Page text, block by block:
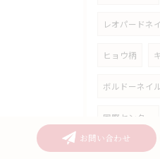
レオパードネ
ヒョウ柄
ボルドーネイ
国際センター
お問い合わせ